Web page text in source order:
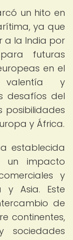
un hito en
ya que
a la India por
futuras
en el
valentía y
desafíos del
posibilidades
y África.
establecida
impacto
y
y Asia. Este
de
continentes,
sociedades